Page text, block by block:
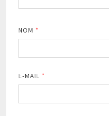
NOM *
E-MAIL *